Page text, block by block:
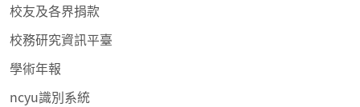
校友及各界捐款
校務研究資訊平臺
學術年報
ncyu識別系統